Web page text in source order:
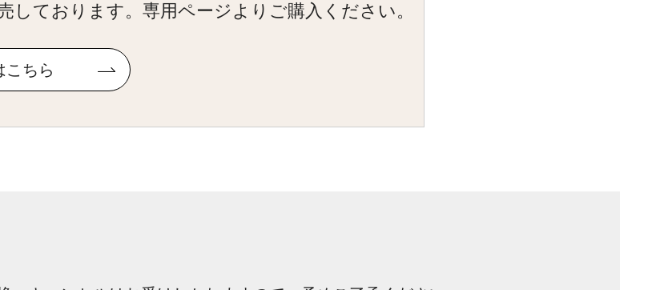
しております。専用ページよりご購入ください。
こちら